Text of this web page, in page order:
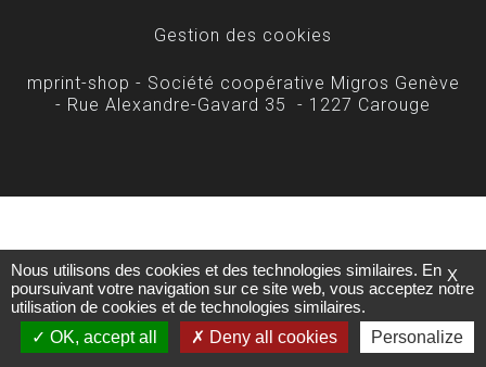
Gestion des cookies
mprint-shop - Société coopérative Migros Genève
- Rue Alexandre-Gavard 35 - 1227 Carouge
X
Nous utilisons des cookies et des technologies similaires. En
poursuivant votre navigation sur ce site web, vous acceptez notre
utilisation de cookies et de technologies similaires.
OK, accept all
Deny all cookies Personalize